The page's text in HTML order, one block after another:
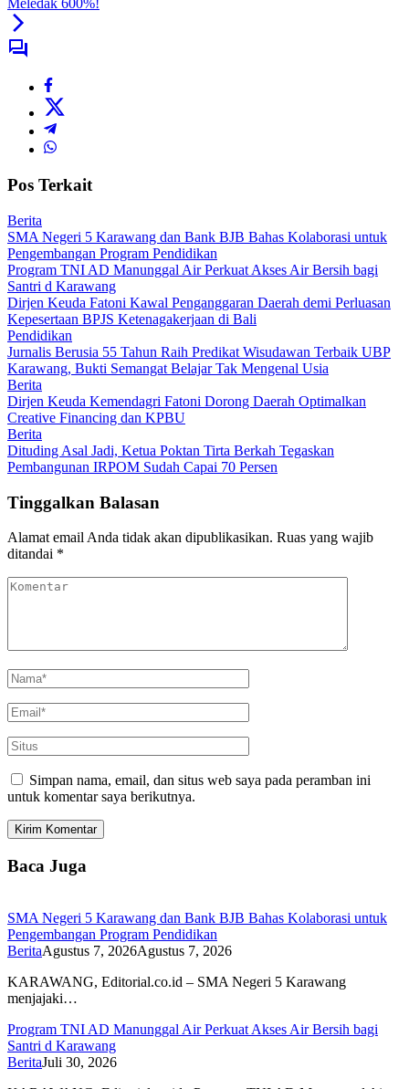
Meledak 600%!
Pos Terkait
Berita
SMA Negeri 5 Karawang dan Bank BJB Bahas Kolaborasi untuk
Pengembangan Program Pendidikan
Program TNI AD Manunggal Air Perkuat Akses Air Bersih bagi
Santri d Karawang
Dirjen Keuda Fatoni Kawal Penganggaran Daerah demi Perluasan
Kepesertaan BPJS Ketenagakerjaan di Bali
Pendidikan
Jurnalis Berusia 55 Tahun Raih Predikat Wisudawan Terbaik UBP
Karawang, Bukti Semangat Belajar Tak Mengenal Usia
Berita
Dirjen Keuda Kemendagri Fatoni Dorong Daerah Optimalkan
Creative Financing dan KPBU
Berita
Dituding Asal Jadi, Ketua Poktan Tirta Berkah Tegaskan
Pembangunan IRPOM Sudah Capai 70 Persen
Tinggalkan Balasan
Alamat email Anda tidak akan dipublikasikan. Ruas yang wajib
ditandai *
Simpan nama, email, dan situs web saya pada peramban ini
untuk komentar saya berikutnya.
Baca Juga
SMA Negeri 5 Karawang dan Bank BJB Bahas Kolaborasi untuk
Pengembangan Program Pendidikan
BeritaAgustus 7, 2026Agustus 7, 2026
KARAWANG, Editorial.co.id – SMA Negeri 5 Karawang
menjajaki…
Program TNI AD Manunggal Air Perkuat Akses Air Bersih bagi
Santri d Karawang
BeritaJuli 30, 2026